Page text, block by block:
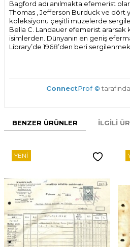
Bagford adı anılmakta efemerist
Thomas , Jefferson Burduck ve dört
koleksiyonu çeşitli müzelerde
Bella C. Landauer efemerist ararsak
isimlerden. Dünyanın en geniş
Library’de 1968’den beri
ConnectProf ©
BENZER ÜRÜNLER İLGILI
YENI